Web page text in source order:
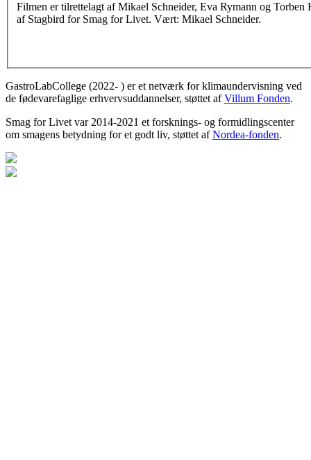
Filmen er tilrettelagt af Mikael Schneider, Eva Rymann og Torben
af Stagbird for Smag for Livet. Vært: Mikael Schneider.
GastroLabCollege (2022- ) er et netværk for klimaundervisning ved
de fødevarefaglige erhvervsuddannelser, støttet afVillum Fonden.
Smag for Livet var 2014-2021 et forsknings- og formidlingscenter
om smagens betydning for et godt liv, støttet afNordea-fonden.